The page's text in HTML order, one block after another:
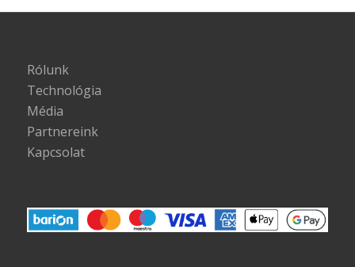
Rólunk
Technológia
Média
Partnereink
Kapcsolat